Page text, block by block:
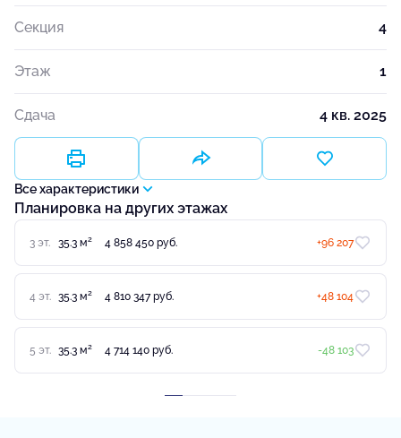
Секция 4
Этаж 1
Сдача 4 кв. 2025
Все характеристики
Планировка на других этажах
3 эт. 35.3 м2 4 858 450 руб. +96 207
4 эт. 35.3 м2 4 810 347 руб. +48 104
5 эт. 35.3 м2 4 714 140 руб. -48 103